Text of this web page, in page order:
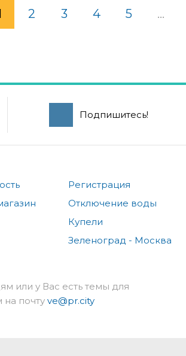
2 3 4 5 ...
Подпишитесь!
Регистрация
Отключение воды
Купели
Зеленоград - Москва
или у Вас есть темы для
на почту ve@pr.city